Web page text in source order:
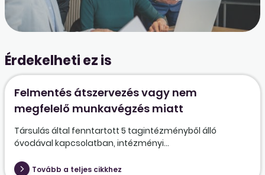
Érdekelheti ez is
Felmentés átszervezés vagy nem
megfelelő munkavégzés miatt
Társulás által fenntartott 5 tagintézményből álló
óvodával kapcsolatban, intézményi...
Tovább a teljes cikkhez